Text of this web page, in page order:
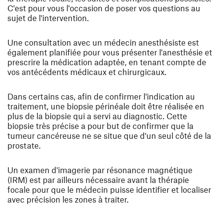
C'est pour vous l'occasion de poser vos questions au
sujet de l'intervention.
Une consultation avec un médecin anesthésiste est
également planifiée pour vous présenter l'anesthésie et
prescrire la médication adaptée, en tenant compte de
vos antécédents médicaux et chirurgicaux.
Dans certains cas, afin de confirmer l'indication au
traitement, une biopsie périnéale doit être réalisée en
plus de la biopsie qui a servi au diagnostic. Cette
biopsie très précise a pour but de confirmer que la
tumeur cancéreuse ne se situe que d'un seul côté de la
prostate.
Un examen d'imagerie par résonance magnétique
(IRM) est par ailleurs nécessaire avant la thérapie
focale pour que le médecin puisse identifier et localiser
avec précision les zones à traiter.